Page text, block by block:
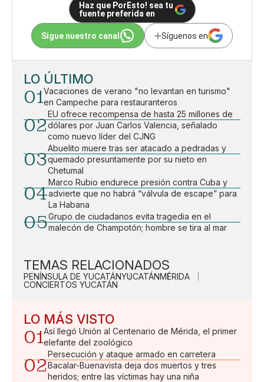
Haz que PorEsto! sea tu
fuente preferida en
Sigue nuestro canal Síguenos en
LO ÚLTIMO
01Vacaciones de verano "no levantan en turismo"
en Campeche para restauranteros
02
EU ofrece recompensa de hasta 25 millones de
dólares por Juan Carlos Valencia, señalado
como nuevo líder del CJNG
03
Abuelito muere tras ser atacado a pedradas y
quemado presuntamente por su nieto en
Chetumal
04
Marco Rubio endurece presión contra Cuba y
advierte que no habrá “válvula de escape” para
La Habana
05Grupo de ciudadanos evita tragedia en el
malecón de Champotón; hombre se tira al mar
TEMAS RELACIONADOS
PENÍNSULA DE YUCATÁNYUCATÁNMÉRIDA
CONCIERTOS YUCATÁN
LO MÁS VISTO
01Así llegó Unión al Centenario de Mérida, el primer
elefante del zoológico
02
Persecución y ataque armado en carretera
Bacalar-Buenavista deja dos muertos y tres
heridos; entre las víctimas hay una niña